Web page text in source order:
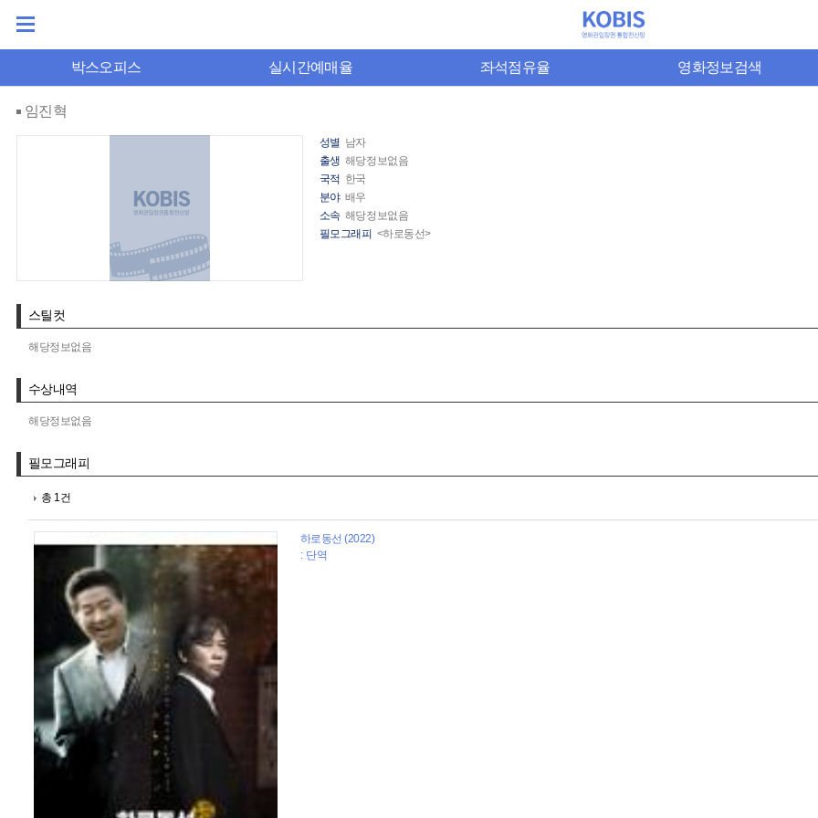
박스오피스 실시간예매율 좌석점유율 영화정보검색
임진혁
성별 남자
출생 해당정보없음
국적 한국
분야 배우
소속 해당정보없음
필모그래피 <하로동선>
스틸컷
해당정보없음
수상내역
해당정보없음
필모그래피
총 1건
하로동선 (2022)
: 단역